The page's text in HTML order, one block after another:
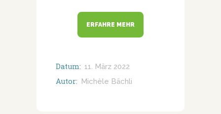
ERFAHRE MEHR
Datum: 11. März 2022
Autor: Michèle Bächli